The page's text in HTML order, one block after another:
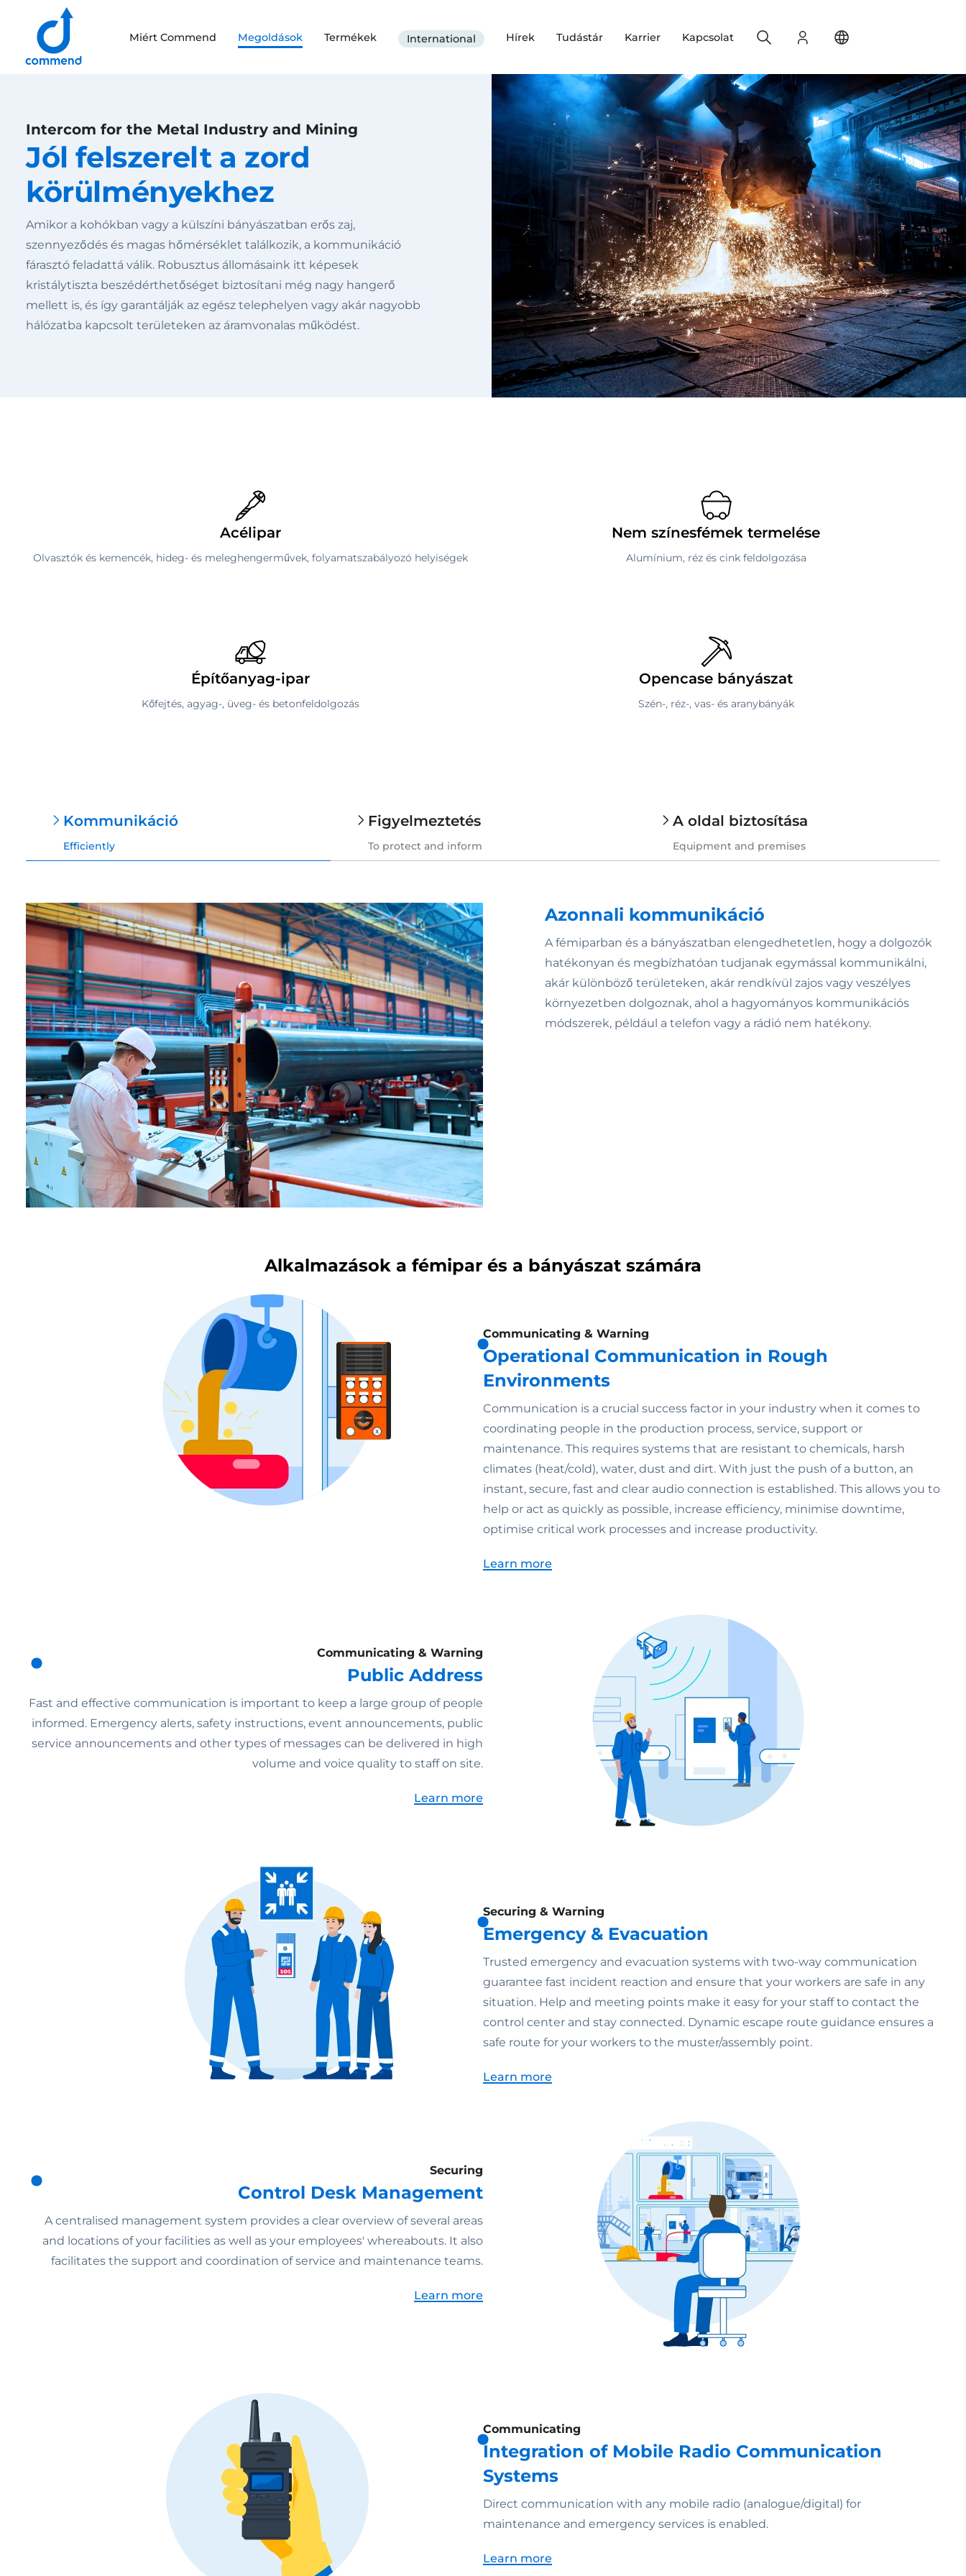
Scroll to content
Miért Commend Megoldások Termékek International Hírek Tudástár Karrier Kapcsolat Bejelentkezés
Search
Intercom for the Metal Industry and Mining
Jól felszerelt a zord
körülményekhez
Amikor a kohókban vagy a külszíni bányászatban erős zaj,
szennyeződés és magas hőmérséklet találkozik, a kommunikáció
fárasztó feladattá válik. Robusztus állomásaink itt képesek
kristálytiszta beszédérthetőséget biztosítani még nagy hangerő
mellett is, és így garantálják az egész telephelyen vagy akár nagyobb
hálózatba kapcsolt területeken az áramvonalas működést.
Acélipar
Olvasztók és kemencék, hideg- és meleghengerművek, folyamatszabályozó helyiségek
Nem színesfémek termelése
Alumínium, réz és cink feldolgozása
Építőanyag-ipar
Kőfejtés, agyag-, üveg- és betonfeldolgozás
Opencase bányászat
Szén-, réz-, vas- és aranybányák
Kommunikáció
Efficiently
Figyelmeztetés
To protect and inform
A oldal biztosítása
Equipment and premises
Azonnali kommunikáció
A fémiparban és a bányászatban elengedhetetlen, hogy a dolgozók
hatékonyan és megbízhatóan tudjanak egymással kommunikálni,
akár különböző területeken, akár rendkívül zajos vagy veszélyes
környezetben dolgoznak, ahol a hagyományos kommunikációs
módszerek, például a telefon vagy a rádió nem hatékony.
Alkalmazások a fémipar és a bányászat számára
Communicating & Warning
Operational Communication in Rough
Environments
Communication is a crucial success factor in your industry when it comes to
coordinating people in the production process, service, support or
maintenance. This requires systems that are resistant to chemicals, harsh
climates (heat/cold), water, dust and dirt. With just the push of a button, an
instant, secure, fast and clear audio connection is established. This allows you to
help or act as quickly as possible, increase efficiency, minimise downtime,
optimise critical work processes and increase productivity.
Learn more
Communicating & Warning
Public Address
Fast and effective communication is important to keep a large group of people
informed. Emergency alerts, safety instructions, event announcements, public
service announcements and other types of messages can be delivered in high
volume and voice quality to staff on site.
Learn more
Securing & Warning
Emergency & Evacuation
Trusted emergency and evacuation systems with two-way communication
guarantee fast incident reaction and ensure that your workers are safe in any
situation. Help and meeting points make it easy for your staff to contact the
control center and stay connected. Dynamic escape route guidance ensures a
safe route for your workers to the muster/assembly point.
Learn more
Securing
Control Desk Management
A centralised management system provides a clear overview of several areas
and locations of your facilities as well as your employees' whereabouts. It also
facilitates the support and coordination of service and maintenance teams.
Learn more
Communicating
Integration of Mobile Radio Communication
Systems
Direct communication with any mobile radio (analogue/digital) for
maintenance and emergency services is enabled.
Learn more